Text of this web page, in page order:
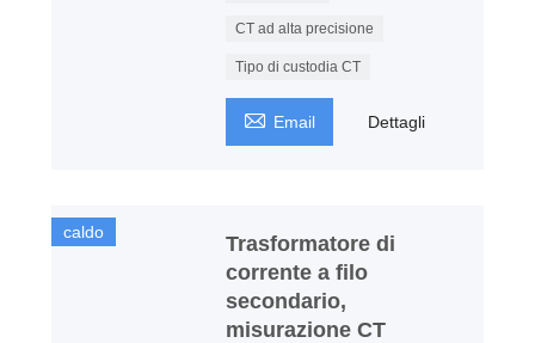
CT ad alta precisione
Tipo di custodia CT
 Email Dettagli
caldo
Trasformatore di
corrente a filo
secondario,
misurazione CT